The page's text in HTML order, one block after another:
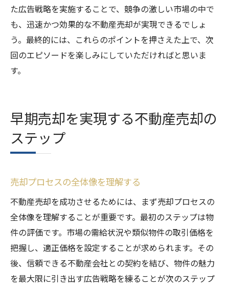
た広告戦略を実施することで、競争の激しい市場の中で
も、迅速かつ効果的な不動産売却が実現できるでしょ
う。最終的には、これらのポイントを押さえた上で、次
回のエピソードを楽しみにしていただければと思いま
す。
早期売却を実現する不動産売却の
ステップ
売却プロセスの全体像を理解する
不動産売却を成功させるためには、まず売却プロセスの
全体像を理解することが重要です。最初のステップは物
件の評価です。市場の需給状況や類似物件の取引価格を
把握し、適正価格を設定することが求められます。その
後、信頼できる不動産会社との契約を結び、物件の魅力
を最大限に引き出す広告戦略を練ることが次のステップ